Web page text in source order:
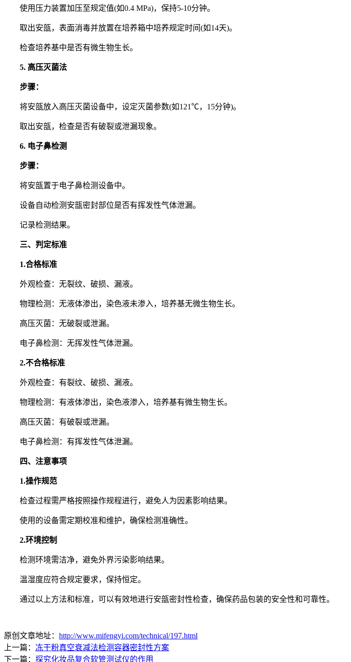
使用压力装置加压至规定值(如0.4 MPa)，保持5-10分钟。
取出安瓿，表面消毒并放置在培养箱中培养规定时间(如14天)。
检查培养基中是否有微生物生长。
5. 高压灭菌法
步骤：
将安瓿放入高压灭菌设备中，设定灭菌参数(如121℃，15分钟)。
取出安瓿，检查是否有破裂或泄漏现象。
6. 电子鼻检测
步骤：
将安瓿置于电子鼻检测设备中。
设备自动检测安瓿密封部位是否有挥发性气体泄漏。
记录检测结果。
三、判定标准
1.合格标准
外观检查：无裂纹、破损、漏液。
物理检测：无液体渗出，染色液未渗入，培养基无微生物生长。
高压灭菌：无破裂或泄漏。
电子鼻检测：无挥发性气体泄漏。
2.不合格标准
外观检查：有裂纹、破损、漏液。
物理检测：有液体渗出，染色液渗入，培养基有微生物生长。
高压灭菌：有破裂或泄漏。
电子鼻检测：有挥发性气体泄漏。
四、注意事项
1.操作规范
检查过程需严格按照操作规程进行，避免人为因素影响结果。
使用的设备需定期校准和维护，确保检测准确性。
2.环境控制
检测环境需洁净，避免外界污染影响结果。
温湿度应符合规定要求，保持恒定。
通过以上方法和标准，可以有效地进行安瓿密封性检查，确保药品包装的安全性和可靠性。
原创文章地址： http://www.mifengyi.com/technical/197.html
上一篇： 冻干粉真空衰减法检测容器密封性方案
下一篇： 探究化妆品复合软管测试仪的作用